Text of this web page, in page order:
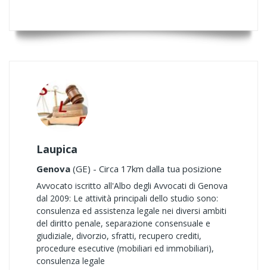
Laupica
Genova (GE) - Circa 17km dalla tua posizione
Avvocato iscritto all'Albo degli Avvocati di Genova
dal 2009: Le attività principali dello studio sono:
consulenza ed assistenza legale nei diversi ambiti
del diritto penale, separazione consensuale e
giudiziale, divorzio, sfratti, recupero crediti,
procedure esecutive (mobiliari ed immobiliari),
consulenza legale